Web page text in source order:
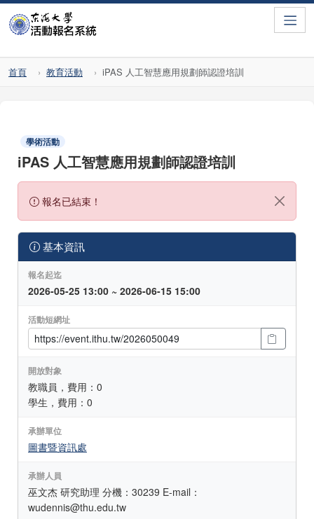
首頁 教育活動 iPAS 人工智慧應用規劃師認證培訓
學術活動
iPAS 人工智慧應用規劃師認證培訓
報名已結束！
基本資訊
報名起迄
2026-05-25 13:00 ~ 2026-06-15 15:00
活動短網址
開放對象
教職員，費用：0
學生，費用：0
承辦單位
圖書暨資訊處
承辦人員
巫文杰 研究助理 分機：30239 E-mail：
wudennis@thu.edu.tw